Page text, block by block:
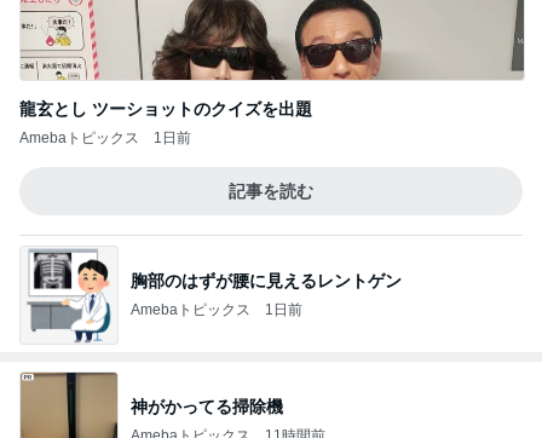
龍玄とし ツーショットのクイズを出題
Amebaトピックス 1日前
記事を読む
胸部のはずが腰に見えるレントゲン
Amebaトピックス 1日前
神がかってる掃除機